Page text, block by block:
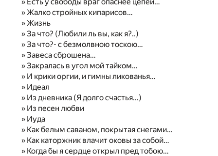
» Жалко стройных кипарисов…
» Жизнь
» За что? (Любили ль вы, как я?..)
» За что?- с безмолвною тоскою…
» Завеса сброшена…
» Закралась в угол мой тайком…
» И крики оргии, и гимны ликованья…
» Идеал
» Из дневника (Я долго счастья…)
» Из песен любви
» Иуда
» Как белым саваном, покрытая снегами…
» Как каторжник влачит оковы за собой…
» Когда бы я сердце открыл пред тобою…